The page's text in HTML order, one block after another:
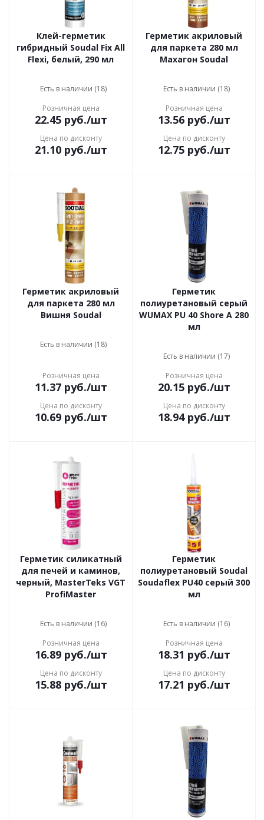
Клей-герметик
гибридный Soudal Fix All
Flexi, белый, 290 мл
Есть в наличии (18)
Розничная цена
22.45руб./шт
Цена по дисконту
21.10руб./шт
Герметик акриловый
для паркета 280 мл
Махагон Soudal
Есть в наличии (18)
Розничная цена
13.56руб./шт
Цена по дисконту
12.75руб./шт
Герметик акриловый
для паркета 280 мл
Вишня Soudal
Есть в наличии (18)
Розничная цена
11.37руб./шт
Цена по дисконту
10.69руб./шт
Герметик
полиуретановый серый
WUMAX PU 40 Shore A 280
мл
Есть в наличии (17)
Розничная цена
20.15руб./шт
Цена по дисконту
18.94руб./шт
Герметик силикатный
для печей и каминов,
черный, MasterTeks VGT
ProfiMaster
Есть в наличии (16)
Розничная цена
16.89руб./шт
Цена по дисконту
15.88руб./шт
Герметик
полиуретановый Soudal
Soudaflex PU40 серый 300
мл
Есть в наличии (16)
Розничная цена
18.31 руб./шт
Цена по дисконту
17.21 руб./шт